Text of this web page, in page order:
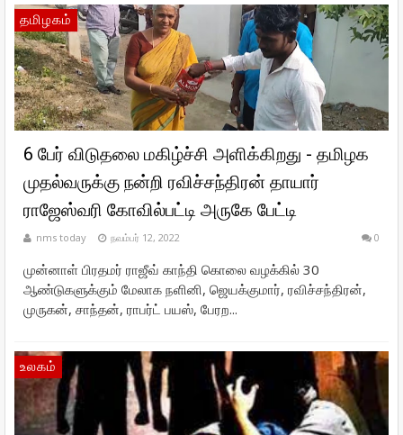
தமிழகம்
6 பேர் விடுதலை மகிழ்ச்சி அளிக்கிறது - தமிழக
முதல்வருக்கு நன்றி ரவிச்சந்திரன் தாயார்
ராஜேஸ்வரி கோவில்பட்டி அருகே பேட்டி
nms today நவம்பர் 12, 2022 0
முன்னாள் பிரதமர் ராஜீவ் காந்தி கொலை வழக்கில் 30
ஆண்டுகளுக்கும் மேலாக நளினி, ஜெயக்குமார், ரவிச்சந்திரன்,
முருகன், சாந்தன், ராபர்ட் பயஸ், பேரற...
உலகம்